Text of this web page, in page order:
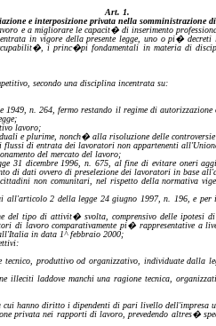
Art. 1.
e interposizione privata nella somministrazione
e a migliorare le capacit�diinserimento
in vigore della presente legge, uno o pi�
, iprinc�pi fondamentali in materia di
secondo una disciplina incentrata su:
n. 264, fermo restando il regime di
lavoro;
e plurime, nonch� alla risoluzione delle
flussi di entrata dei lavoratori non appartenenti
del mercato del lavoro;
31 dicembre 1996, n. 675, al fine di evitare oneri
dati ovvero di preselezione dei lavoratori in base
non comunitari, nel rispetto della normativa
all'articolo 2 della legge 24 giugno 1997, n. 196, e per
del tipo di attivit� svolta, comprensivo delle ipotesi
di lavoro comparativamente pi� rappresentative
in data 1^ febbraio 2000;
produttivo od organizzativo, individuate dalla
illeciti laddove manchi una ragione tecnica,
hanno diritto i dipendenti di pari livello dell'impresa
privata nei rapporti di lavoro, prevedendo altres�